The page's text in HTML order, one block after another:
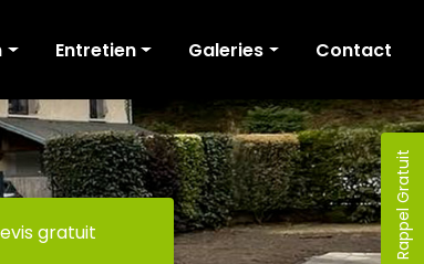
Rappel Gratuit
Entretien
Tonte
Fauchage / Broyage
Taille de haies
Elagage / Abattage
Galeries
Création
Entretien
Contact
gratuit